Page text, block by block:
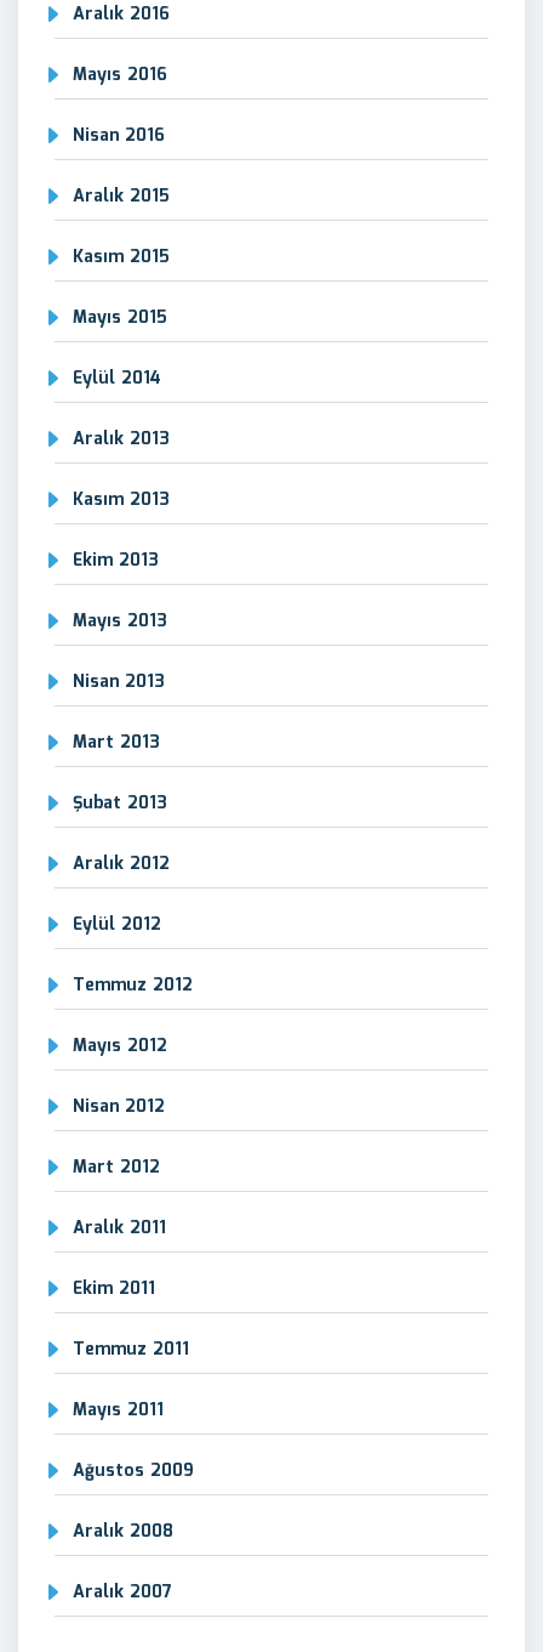
Aralık 2016
Mayıs 2016
Nisan 2016
Aralık 2015
Kasım 2015
Mayıs 2015
Eylül 2014
Aralık 2013
Kasım 2013
Ekim 2013
Mayıs 2013
Nisan 2013
Mart 2013
Şubat 2013
Aralık 2012
Eylül 2012
Temmuz 2012
Mayıs 2012
Nisan 2012
Mart 2012
Aralık 2011
Ekim 2011
Temmuz 2011
Mayıs 2011
Ağustos 2009
Aralık 2008
Aralık 2007